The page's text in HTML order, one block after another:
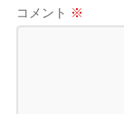
コメント ※